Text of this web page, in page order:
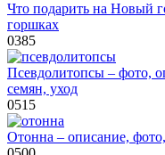
Что подарить на Новый
горшках
0385
Псевдолитопсы – фото,
семян, уход
0515
Отонна – описание,